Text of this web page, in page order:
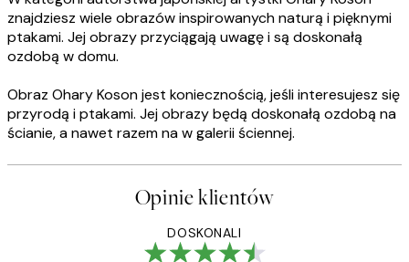
znajdziesz wiele obrazów inspirowanych naturą i pięknymi
ptakami. Jej obrazy przyciągają uwagę i są doskonałą
ozdobą w domu.
Obraz Ohary Koson jest koniecznością, jeśli interesujesz się
przyrodą i ptakami. Jej obrazy będą doskonałą ozdobą na
ścianie, a nawet razem na w galerii ściennej.
Opinie klientów
DOSKONALI